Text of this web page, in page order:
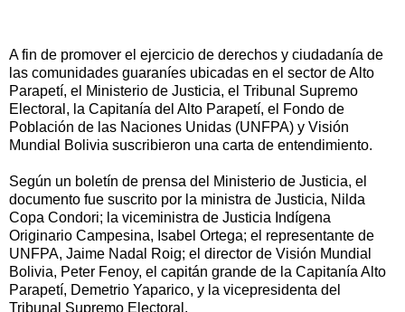
A fin de promover el ejercicio de derechos y ciudadanía de
las comunidades guaraníes ubicadas en el sector de Alto
Parapetí, el Ministerio de Justicia, el Tribunal Supremo
Electoral, la Capitanía del Alto Parapetí, el Fondo de
Población de las Naciones Unidas (UNFPA) y Visión
Mundial Bolivia suscribieron una carta de entendimiento.
Según un boletín de prensa del Ministerio de Justicia, el
documento fue suscrito por la ministra de Justicia, Nilda
Copa Condori; la viceministra de Justicia Indígena
Originario Campesina, Isabel Ortega; el representante de
UNFPA, Jaime Nadal Roig; el director de Visión Mundial
Bolivia, Peter Fenoy, el capitán grande de la Capitanía Alto
Parapetí, Demetrio Yaparico, y la vicepresidenta del
Tribunal Supremo Electoral.